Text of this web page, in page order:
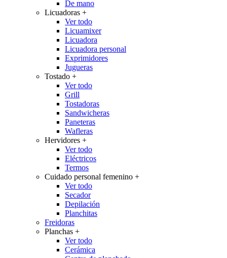
De mano
Licuadoras +
Ver todo
Licuamixer
Licuadora
Licuadora personal
Exprimidores
Jugueras
Tostado +
Ver todo
Grill
Tostadoras
Sandwicheras
Paneteras
Wafleras
Hervidores +
Ver todo
Eléctricos
Termos
Cuidado personal femenino +
Ver todo
Secador
Depilación
Planchitas
Freidoras
Planchas +
Ver todo
Cerámica